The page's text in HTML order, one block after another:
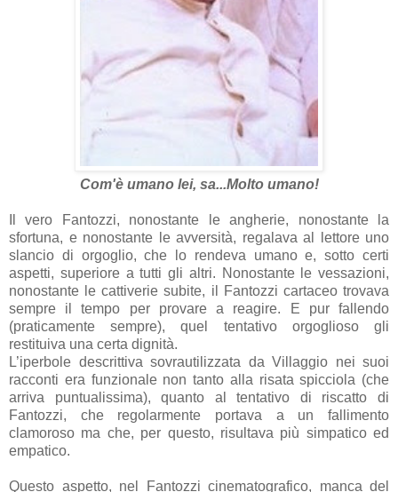
Com'è umano lei, sa...Molto umano!
Il vero Fantozzi, nonostante le angherie, nonostante la
sfortuna, e nonostante le avversità, regalava al lettore uno
slancio di orgoglio, che lo rendeva umano e, sotto certi
aspetti, superiore a tutti gli altri. Nonostante le vessazioni,
nonostante le cattiverie subite, il Fantozzi cartaceo trovava
sempre il tempo per provare a reagire. E pur fallendo
(praticamente sempre), quel tentativo orgoglioso gli
restituiva una certa dignità.
L’iperbole descrittiva sovrautilizzata da Villaggio nei suoi
racconti era funzionale non tanto alla risata spicciola (che
arriva puntualissima), quanto al tentativo di riscatto di
Fantozzi, che regolarmente portava a un fallimento
clamoroso ma che, per questo, risultava più simpatico ed
empatico.
Questo aspetto, nel Fantozzi cinematografico, manca del